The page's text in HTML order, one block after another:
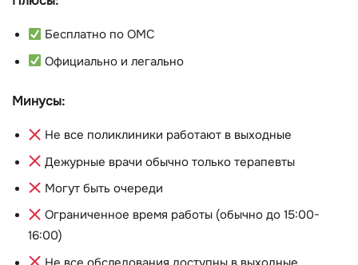
Бесплатно по ОМС
Официально и легально
Минусы:
Не все поликлиники работают в выходные
Дежурные врачи обычно только терапевты
Могут быть очереди
Ограниченное время работы (обычно до 15:00-
16:00)